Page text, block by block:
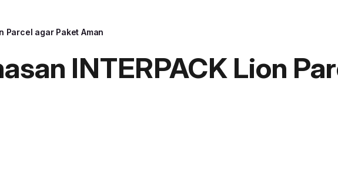
Parcel agar Paket Aman
INTERPACK Lion